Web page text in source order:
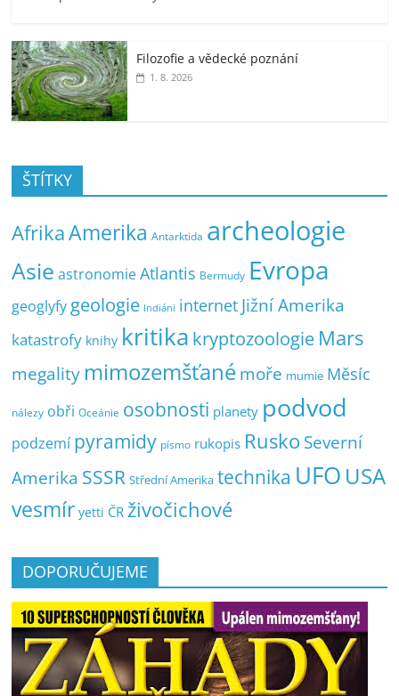
Filozofie a vědecké poznání
1. 8. 2026
ŠTÍTKY
AfrikaAmerika Antarktida archeologie
Asie astronomie Atlantis Bermudy Evropa
geoglyfy geologie Indiáni internet Jižní Amerika
katastrofy knihy kritika kryptozoologie Mars
megality mimozemšťanémoře mumie Měsíc
nálezy obři Oceánie osobnosti planety podvod
podzemí pyramidy písmo rukopis Rusko Severní
Amerika SSSR Střední Amerika technika UFO USA
vesmír yetti ČR živočichové
DOPORUČUJEME